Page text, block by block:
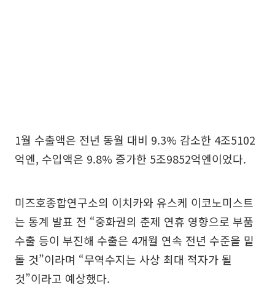
1월 수출액은 전년 동월 대비 9.3% 감소한 4조5102
억엔, 수입액은 9.8% 증가한 5조9852억엔이었다.
미즈호종합연구소의 이치카와 유스케 이코노미스트
는 통계 발표 전 “중화권의 춘제 연휴 영향으로 부품
수출 등이 부진해 수출은 4개월 연속 전년 수준을 밑
돌 것”이라며 “무역수지는 사상 최대 적자가 될
것”이라고 예상했다.